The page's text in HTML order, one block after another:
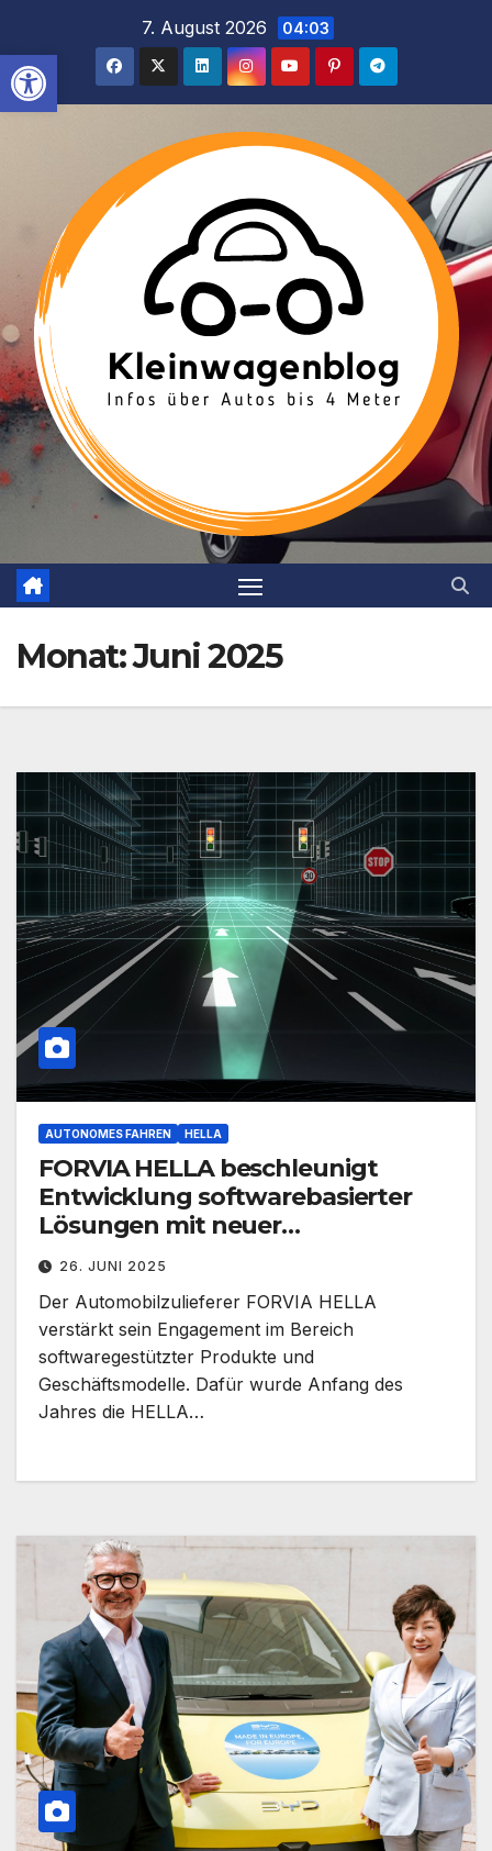
Werkzeugleiste öffnen
springen
7. August 2026 04:03
Monat:Juni 2025
AUTONOMES FAHREN HELLA
FORVIA HELLA beschleunigt
Entwicklung softwarebasierter
Lösungen mit neuer
Tochtergesellschaft
26. JUNI 2025
Der Automobilzulieferer FORVIA HELLA
verstärkt sein Engagement im Bereich
softwaregestützter Produkte und
Geschäftsmodelle. Dafür wurde Anfang des
Jahres die HELLA…